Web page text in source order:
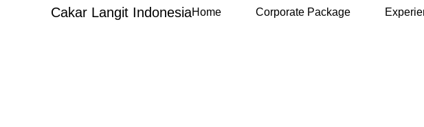
Cakar Langit IndonesiaHome Corporate Package